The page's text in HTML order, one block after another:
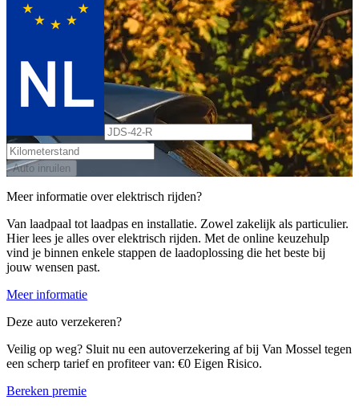
Auto inruilen
Meer informatie over elektrisch rijden?
Van laadpaal tot laadpas en installatie. Zowel zakelijk als particulier.
Hier lees je alles over elektrisch rijden. Met de online keuzehulp
vind je binnen enkele stappen de laadoplossing die het beste bij
jouw wensen past.
Meer informatie
Deze auto verzekeren?
Veilig op weg? Sluit nu een autoverzekering af bij Van Mossel tegen
een scherp tarief en profiteer van: €0 Eigen Risico.
Bereken premie